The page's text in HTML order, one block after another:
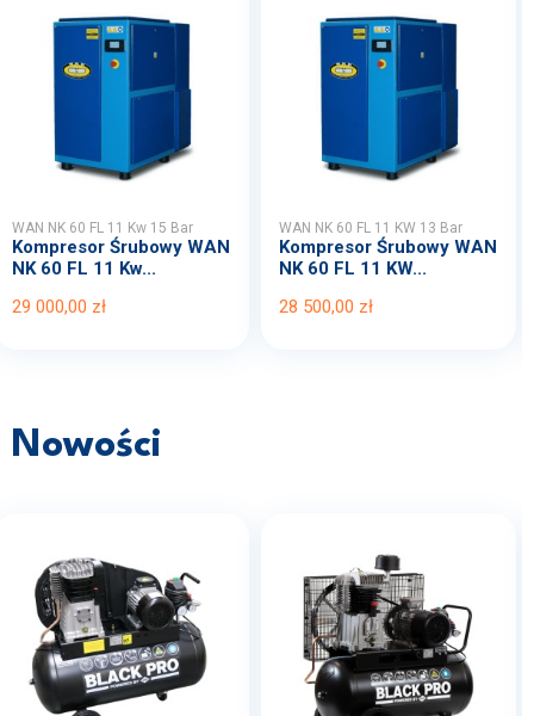
WAN NK 60 FL 11 Kw 15 Bar
Kompresor Śrubowy WAN
NK 60 FL 11 Kw...
29 000,00 zł
WAN NK 60 FL 11 KW 13 Bar
Kompresor Śrubowy WAN
NK 60 FL 11 KW...
28 500,00 zł
Nowości